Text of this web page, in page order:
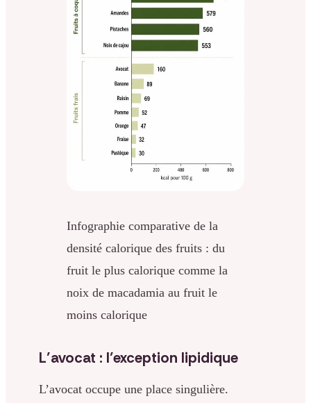
Infographie comparative de la
densité calorique des fruits : du
fruit le plus calorique comme la
noix de macadamia au fruit le
moins calorique
L’avocat : l’exception lipidique
L’avocat occupe une place singulière.